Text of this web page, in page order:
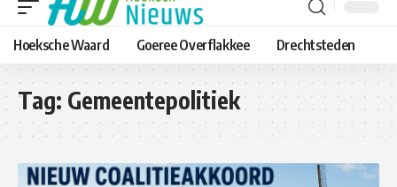
Hoeksche Waard Goeree Overflakkee Drechtsteden
Tag: Gemeentepolitiek